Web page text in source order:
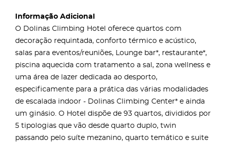
Informação Adicional
O Dolinas Climbing Hotel oferece quartos com
decoração requintada, conforto térmico e acústico,
salas para eventos/reuniões, Lounge bar*, restaurante*,
piscina aquecida com tratamento a sal, zona wellness e
uma área de lazer dedicada ao desporto,
especificamente para a prática das várias modalidades
de escalada indoor - Dolinas Climbing Center* e ainda
um ginásio. O Hotel dispõe de 93 quartos, divididos por
5 tipologias que vão desde quarto duplo, twin
passando pelo suíte mezanino, quarto temático e suite